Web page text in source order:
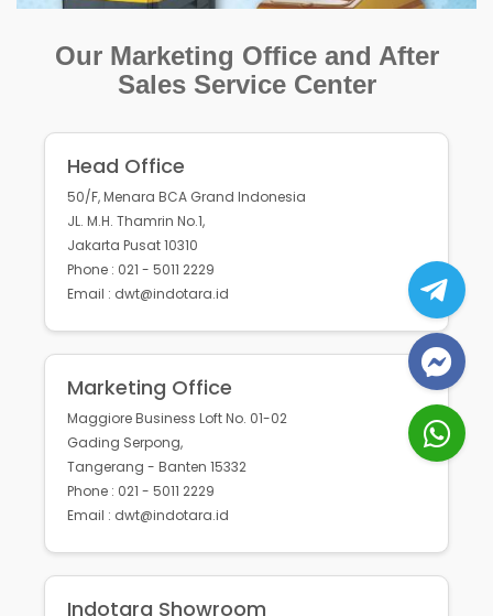
Our Marketing Office and After
Sales Service Center
Head Office
50/F, Menara BCA Grand Indonesia
JL. M.H. Thamrin No.1,
Jakarta Pusat 10310
Phone : 021 - 5011 2229
Email : dwt@indotara.id
Marketing Office
Maggiore Business Loft No. 01-02
Gading Serpong,
Tangerang - Banten 15332
Phone : 021 - 5011 2229
Email : dwt@indotara.id
Indotara Showroom